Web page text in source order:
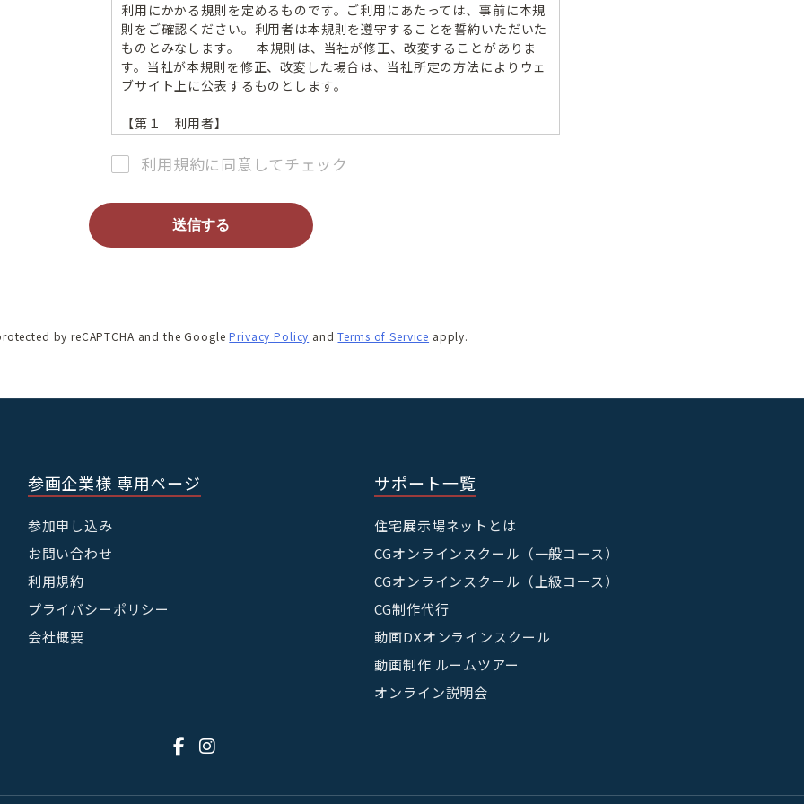
利用にかかる規則を定めるものです。ご利用にあたっては、事前に本規
則をご確認ください。利用者は本規則を遵守することを誓約いただいた
ものとみなします。 本規則は、当社が修正、改変することがありま
す。当社が本規則を修正、改変した場合は、当社所定の方法によりウェ
ブサイト上に公表するものとします。
【第１ 利用者】
・ 一般訪問者（住宅購入等の動機から、各事業者のモデルハウスをＶ
・ 展示事業者（本サイトに自社の物件を展示する方々）
を想定しています。
一般訪問者、展示事業者及びその他本サイトを利用する方を総称し
ありません。どなたでも無償で利用いただけます。但し、本規則を遵守
することが必要です。
下のとおりです。
① 当社サービスの提供・運営のため
② 利用者からのお問い合わせに回答するため（本人確認を行うことを
③ 利用者が利用中のサービスの新機能，更新情報，キャンペーン等及
び当社が提供する他のサービスの案内のメールを送付するため
⑤ 利用規約に違反した利用者や，不正・不当な目的でサービスを利用
しようとする利用者の特定をし，ご利用をお断りするため
変更を行った場合には，変更後の目的について，当社所定の方法によ
利用規約に同意してチェック
by reCAPTCHA and the GooglePrivacy Policy andTerms of Service apply.
参画企業様 専用ページ
参加申し込み
お問い合わせ
利用規約
プライバシーポリシー
会社概要
サポート一覧
住宅展示場ネットとは
CGオンラインスクール（一般コース）
CGオンラインスクール（上級コース）
CG制作代行
動画DXオンラインスクール
動画制作 ルームツアー
オンライン説明会